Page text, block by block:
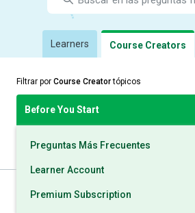
Learners Course Creators
Filtrar por Course Creatortópicos
Before You Start
Preguntas Más Frecuentes
Learner Account
Premium Subscription
Grammar and Syntax
Useful Considerations